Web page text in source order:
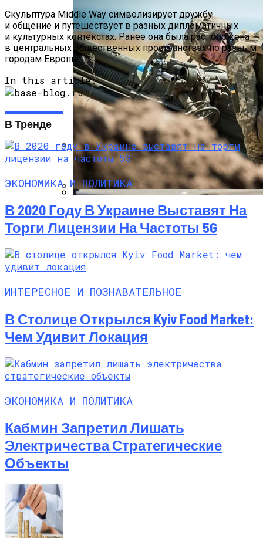
Международная Реакция На Тарифы
Трампа: Что Стоит На Кону
Кризис Безопасности На Гаити:
Ужасающая Реальность Безнадежной
Обстановки
Стало Известно, Сколько Бойцов ВСУ
Погибло С Прошлого Перемирия
Скульптура Middle Way символизирует дружбу
и общение и путешествует в разных дипломатичных
и культурных контекстах. Ранее она была расположена
в центральных общественных пространствах по разным
городам Европы.
In this article:
В Тренде
ЭКОНОМИКА И ПОЛИТИКА
В 2020 Году В Украине Выставят На
Торги Лицензии На Частоты 5G
ИНТЕРЕСНОЕ И ПОЗНАВАТЕЛЬНОЕ
В Столице Открылся Kyiv Food Market:
Чем Удивит Локация
ЭКОНОМИКА И ПОЛИТИКА
Кабмин Запретил Лишать
Электричества Стратегические
Объекты